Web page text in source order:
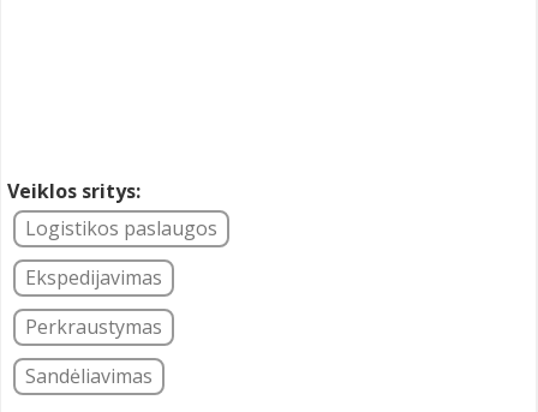
Veiklos sritys:
Logistikos paslaugos
Ekspedijavimas
Perkraustymas
Sandėliavimas